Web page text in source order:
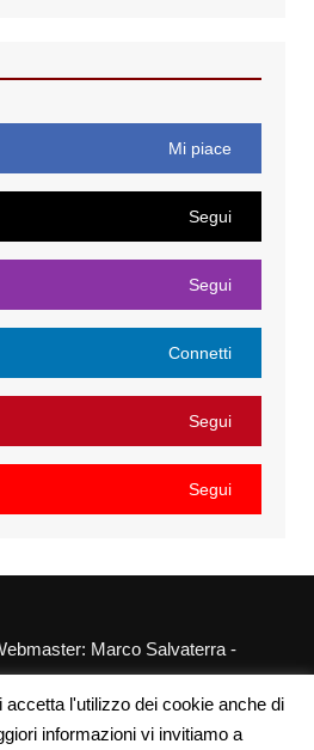
Mi piace
Segui
Segui
Connetti
Segui
Segui
Marco Salvaterra -
Sitemap Link utili
l'utilizzo dei cookie anche di
informazioni vi invitiamo a